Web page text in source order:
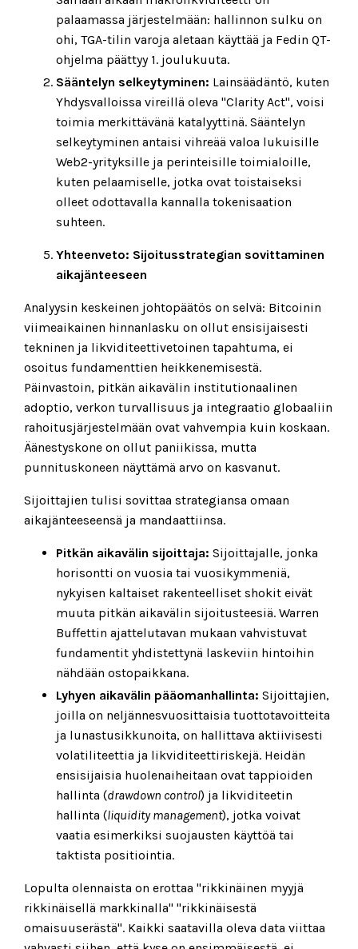
palaamassa järjestelmään: hallinnon sulku on
ohi, TGA-tilin varoja aletaan käyttää ja Fedin QT-
ohjelma päättyy 1. joulukuuta.
Sääntelyn selkeytyminen: Lainsäädäntö, kuten
Yhdysvalloissa vireillä oleva "Clarity Act", voisi
toimia merkittävänä katalyyttinä. Sääntelyn
selkeytyminen antaisi vihreää valoa lukuisille
Web2-yrityksille ja perinteisille toimialoille,
kuten pelaamiselle, jotka ovat toistaiseksi
olleet odottavalla kannalla tokenisaation
suhteen.
Yhteenveto: Sijoitusstrategian sovittaminen
aikajänteeseen
Analyysin keskeinen johtopäätös on selvä: Bitcoinin
viimeaikainen hinnanlasku on ollut ensisijaisesti
tekninen ja likviditeettivetoinen tapahtuma, ei
osoitus fundamenttien heikkenemisestä.
Päinvastoin, pitkän aikavälin institutionaalinen
adoptio, verkon turvallisuus ja integraatio globaaliin
rahoitusjärjestelmään ovat vahvempia kuin koskaan.
Äänestyskone on ollut paniikissa, mutta
punnituskoneen näyttämä arvo on kasvanut.
Sijoittajien tulisi sovittaa strategiansa omaan
aikajänteeseensä ja mandaattiinsa.
Pitkän aikavälin sijoittaja: Sijoittajalle, jonka
horisontti on vuosia tai vuosikymmeniä,
nykyisen kaltaiset rakenteelliset shokit eivät
muuta pitkän aikavälin sijoitusteesiä. Warren
Buffettin ajattelutavan mukaan vahvistuvat
fundamentit yhdistettynä laskeviin hintoihin
nähdään ostopaikkana.
Lyhyen aikavälin pääomanhallinta: Sijoittajien,
joilla on neljännesvuosittaisia tuottotavoitteita
ja lunastusikkunoita, on hallittava aktiivisesti
volatiliteettia ja likviditeettiriskejä. Heidän
ensisijaisia huolenaiheitaan ovat tappioiden
hallinta (drawdown control) ja likviditeetin
hallinta (liquidity management), jotka voivat
vaatia esimerkiksi suojausten käyttöä tai
taktista positiointia.
Lopulta olennaista on erottaa "rikkinäinen myyjä
rikkinäisellä markkinalla" "rikkinäisestä
omaisuuserästä". Kaikki saatavilla oleva data viittaa